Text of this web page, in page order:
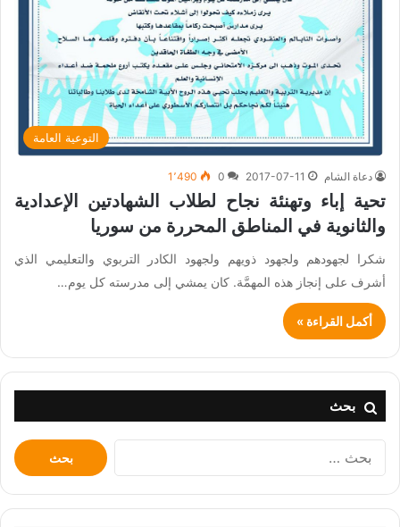
التوعية العامة
دعاة الشام 2017-07-11
0 1٬490
تحية إباء وتهنئة نجاح لطلاب الشهادتين الإعدادية
والثانوية في المناطق المحررة من سوريا
شكرا لجهودهم ولجهود ذويهم ولجهود الكادر التربوي والتعليمي الذي
أشرف على إنجاز هذه المهمَّة. كان يمشي إلى مدرسته كل يوم…
أكمل القراءة »
بحث
البحث
عن: